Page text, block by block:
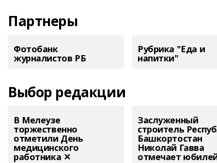
Партнеры
Фотобанк
журналистов РБ
Рубрика "Еда и
напитки"
Выбор редакции
В Мелеузе
торжественно
отметили День
медицинского
работника ✕
Заслуженный
строитель
Башкортостан
Николай Гавва
отмечает